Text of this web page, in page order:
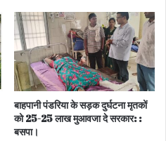
बाहपानी पंडरिया के सड़क दुर्घटना मृतकों
को 25-25 लाख मुआवजा दे सरकार: :
बसपा।